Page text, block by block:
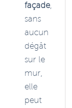
façade,
sans
aucun
dégât
sur le
mur,
elle
peut